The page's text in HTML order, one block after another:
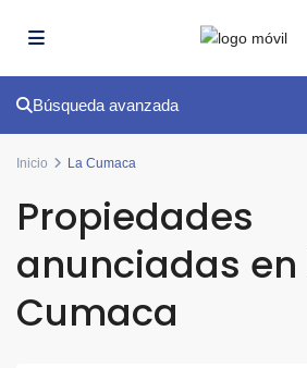
Búsqueda avanzada
Inicio La Cumaca
Propiedades
anunciadas en
Cumaca